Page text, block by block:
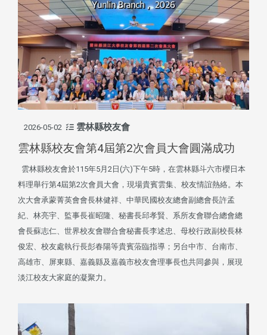
2026-05-02 雲林縣校友會
雲林縣校友會第4屆第2次會員大會圓滿成功
雲林縣校友會於115年5月2日(六)下午5時，在雲林縣斗六市櫻日本
料理舉行第4屆第2次會員大會，現場貴賓雲集、校友情誼熱絡。本
次大會承蒙菁英會會長林健祥、中華民國校友總會副總會長許孟
紀、林亮宇、監事長崔昭隆、秘書長邱孝賢、系所友會聯合總會總
會長蘇志仁、世界校友會聯合會秘書長李述忠、母校行政副校長林
俊宏、校友處執行長彭春陽等貴賓蒞臨指導；另台中市、台南市、
高雄市、屏東縣、嘉義縣及嘉義市校友會理事長也共同參與，展現
淡江校友大家庭的凝聚力。